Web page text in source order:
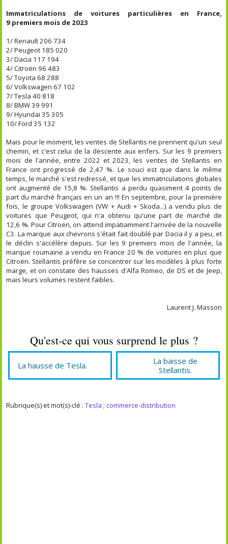
Immatriculations de voitures particulières en France,
9 premiers mois de 2023
1/ Renault 206 734
2/ Peugeot 185 020
3/ Dacia 117 194
4/ Citroën 96 483
5/ Toyota 68 288
6/ Volkswagen 67 102
7/ Tesla 40 818
8/ BMW 39 991
9/ Hyundai 35 305
10/ Ford 35 132
Mais pour le moment, les ventes de Stellantis ne prennent qu'un seul
chemin, et c'est celui de la descente aux enfers. Sur les 9 premiers
mois de l'année, entre 2022 et 2023, les ventes de Stellantis en
France ont progressé de 2,47 %. Le souci est que dans le même
temps, le marché s'est redressé, et que les immatriculations globales
ont augmenté de 15,8 %. Stellantis a perdu quasiment 4 points de
part du marché français en un an !!! En septembre, pour la première
fois, le groupe Volkswagen (VW + Audi + Skoda...) a vendu plus de
voitures que Peugeot, qui n'a obtenu qu'une part de marché de
12,6 %. Pour Citroën, on attend impatiamment l'arrivée de la nouvelle
C3. La marque aux chevrons s'était fait doublé par Dacia il y a peu, et
le déclin s'accélère depuis. Sur les 9 premiers mois de l'année, la
marque roumaine a vendu en France 20 % de voitures en plus que
Citroën. Stellantis préfère se concentrer sur les modèles à plus forte
marge, et on constate des hausses d'Alfa Romeo, de DS et de Jeep,
mais leurs volumes restent faibles.
Laurent J. Masson
Qu'est-ce qui vous surprend le plus ?
La hausse de Tesla.
La baisse de
Stellantis.
Rubrique(s) et mot(s)-clé :Tesla ;commerce-distribution